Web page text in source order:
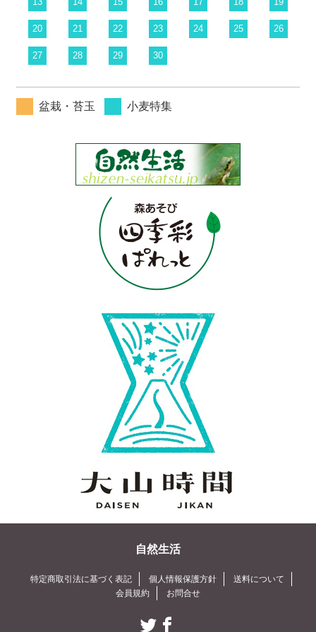
20 21 22 23 24 25 26
27 28 29 30
盆栽・苔玉 小麦特集
自然生活
特定商取引法に基づく表記 個人情報保護方針
送料について
会員規約
お問合せ